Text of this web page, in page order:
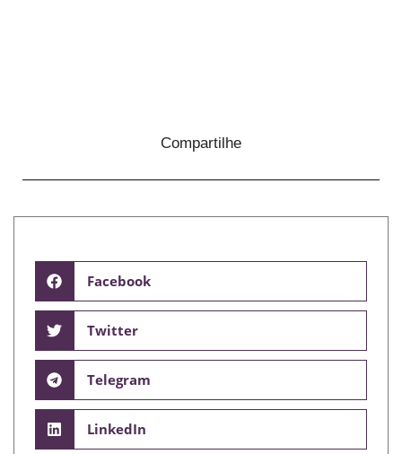
Compartilhe
Facebook
Twitter
Telegram
LinkedIn